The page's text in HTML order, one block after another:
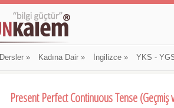
Dersler» Kadına Dair» İngilizce» YKS -
Present Perfect Continuous Tense (Geçmiş